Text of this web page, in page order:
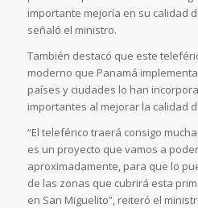
importante mejoría en su calidad
señaló el ministro.
También destacó que este
moderno que Panamá
países y ciudades lo han
importantes al mejorar la calidad
“El teleférico traerá consigo
es un proyecto que vamos a
aproximadamente, para que lo
de las zonas que cubrirá esta
en San Miguelito”, reiteró el